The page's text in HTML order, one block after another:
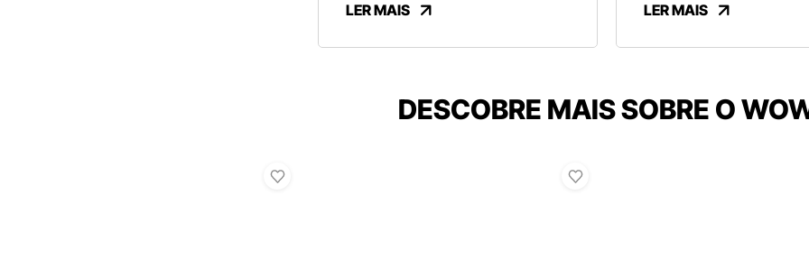
LER MAIS LER MAIS
DESCOBRE MAIS SOBRE O